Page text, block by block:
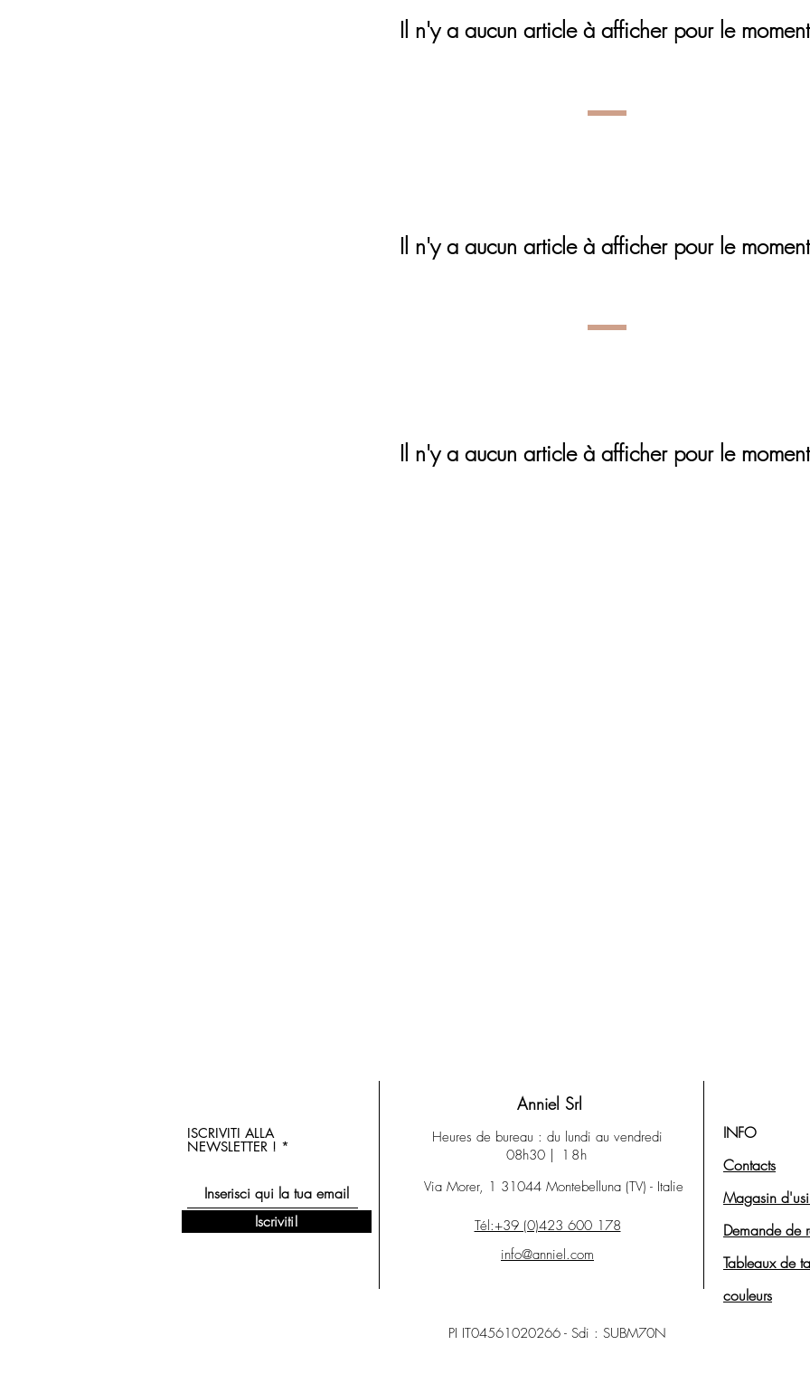
Il n'y a aucun article à afficher pour le
Il n'y a aucun article à afficher pour le
Il n'y a aucun article à afficher pour le
ISCRIVITI ALLA
NEWSLETTER !
Iscriviti!
Anniel Srl
Heures de bureau : du lundi au vendredi
08h30
| 18h
Via Morer, 1 31044 Montebelluna (TV) - Italie
Tél:+39 (0)423 600 178
info@anniel.com
INFO
Contacts
Magasin
Demande de
Tableaux de
couleurs
PI IT04561020266 - Sdi : SUBM70N